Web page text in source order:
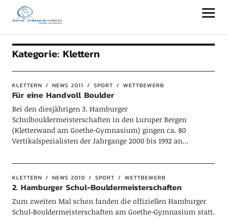
Goethe-Gymnasium Hamburg
Kategorie: Klettern
KLETTERN NEWS 2011 SPORT WETTBEWERB
Für eine Handvoll Boulder
Bei den diesjährigen 3. Hamburger
Schulbouldermeisterschaften in den Luruper Bergen
(Kletterwand am Goethe-Gymnasium) gingen ca. 80
Vertikalspezialisten der Jahrgange 2000 bis 1992 an…
KLETTERN NEWS 2010 SPORT WETTBEWERB
2. Hamburger Schul-Bouldermeisterschaften
Zum zweiten Mal schon fanden die offiziellen Hamburger
Schul-Bouldermeisterschaften am Goethe-Gymnasium statt.